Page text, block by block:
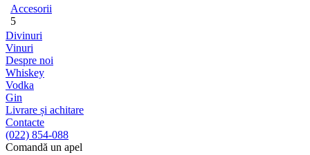
Accesorii
5
Divinuri
Vinuri
Despre noi
Whiskey
Vodka
Gin
Livrare și achitare
Contacte
(022) 854-088
Comandă un apel